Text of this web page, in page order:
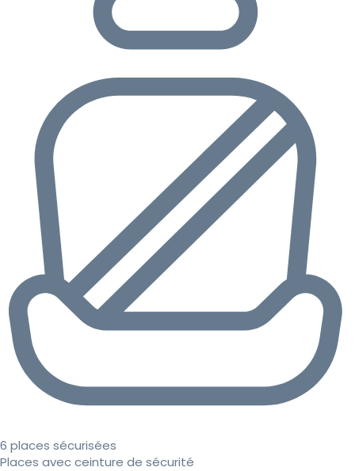
6 places sécurisées
Places avec ceinture de sécurité